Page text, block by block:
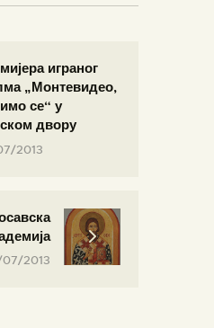
играног
„Монтевидео,
се“ у
двору
2013
07/2013